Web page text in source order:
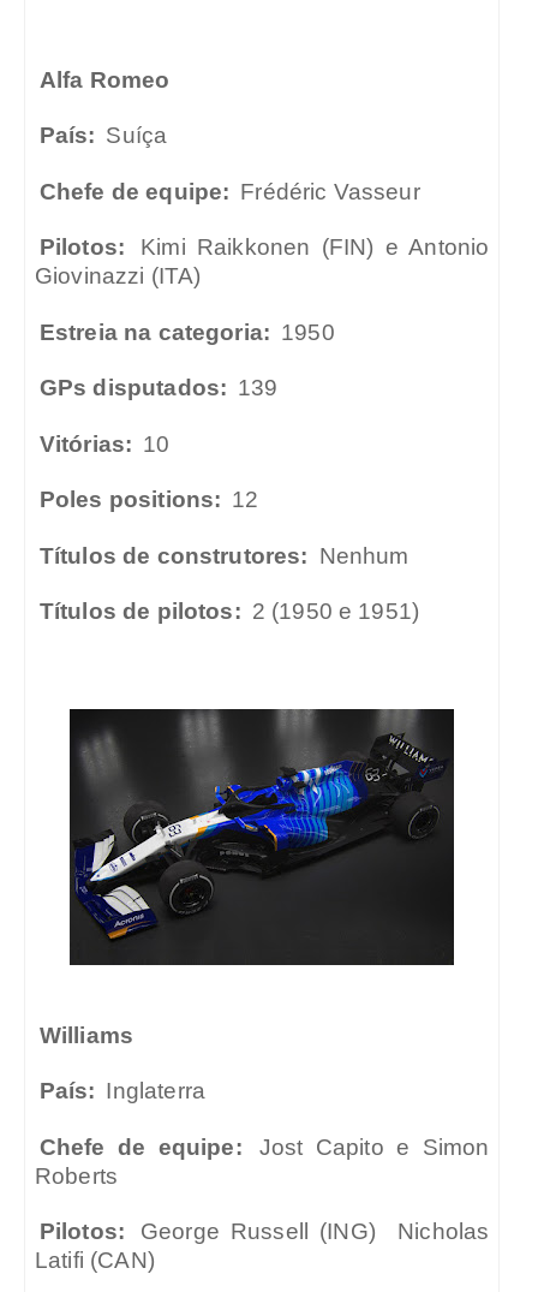
Alfa Romeo
País: Suíça
Chefe de equipe: Frédéric Vasseur
Pilotos:
Kimi Raikkonen (FIN) e Antonio
Giovinazzi (ITA)
Estreia na categoria: 1950
GPs disputados: 139
Vitórias: 10
Poles positions: 12
Títulos de construtores: Nenhum
Títulos de pilotos: 2 (1950 e 1951)
Williams
País: Inglaterra
Chefe de equipe:
Jost Capito e Simon
Roberts
Pilotos: George Russell (ING)
Nicholas
Latifi (CAN)